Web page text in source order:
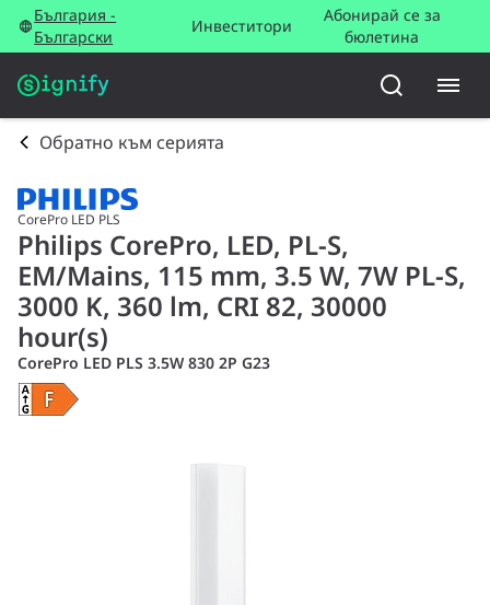
България -
Български
Инвеститори
Абонирай се за
бюлетина
Обратно към серията
CorePro LED PLS
Philips CorePro, LED, PL-S,
EM/Mains, 115 mm, 3.5 W, 7W PL-S,
3000 K, 360 lm, CRI 82, 30000
hour(s)
CorePro LED PLS 3.5W 830 2P G23